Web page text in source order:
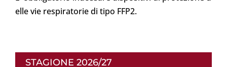
ellevie respiratoriedi tipo FFP2.
STAGIONE 2026/27